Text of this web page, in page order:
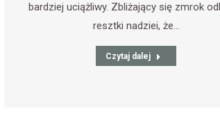
bardziej uciążliwy. Zbliżający się zmrok
resztki nadziei, że…
Czytaj dalej